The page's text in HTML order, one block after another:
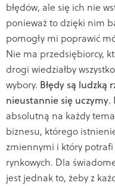
błędów, ale się ich nie
ponieważ to dzięki nim
pomogły mi poprawić
Nie ma przedsiębiorcy,
drogi wiedziałby
wybory. Błędy są ludzką
nieustannie się uczymy.
absolutną na każdy
biznesu, którego
zmiennymi i który potrafi
rynkowych. Dla
jest jednak to, żeby z